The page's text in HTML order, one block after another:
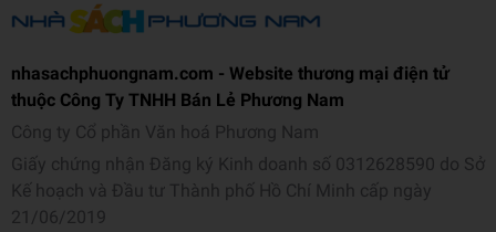
tâm (tỉnh Tochigi), và Khoa Tiết niệu của Đại học Toho. Năm
1999, thành lập Trung tâm điều trị hiếm muộn Kiba Park Clinic.
Chuyên gia Sản phụ khoa được công nhận bởi Hiệp hội Sản phụ
khoa Nhật Bản. Bác sĩ chuyên khoa Tiết niệu. Chuyên gia Y học
Sinh sản được công nhận bởi Hiệp hội Y học Sinh sản Nhật Bản.
Chuyên gia Di truyền lâm sàng.
Thông tin chi tiết
nhasachphuongnam.com - Website thương mại điện tử
thuộc Công Ty TNHH Bán Lẻ Phương Nam
Công ty Cổ phần Văn hoá Phương Nam
Giấy chứng nhận Đăng ký Kinh doanh số 0312628590 do Sở
Kế hoạch và Đầu tư Thành phố Hồ Chí Minh cấp ngày
21/06/2019